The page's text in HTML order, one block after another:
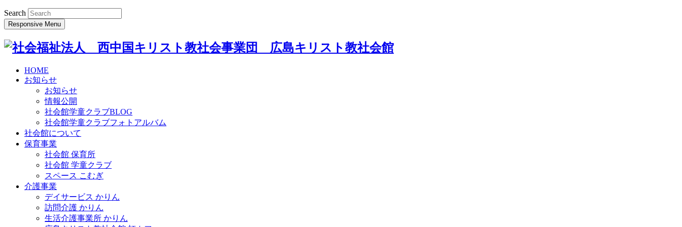
Search
Responsive Menu
HOME
お知らせ
お知らせ
情報公開
社会館学童クラブBLOG
社会館学童クラブフォトアルバム
社会館について
保育事業
社会館 保育所
社会館 学童クラブ
スペース こむぎ
介護事業
デイサービス かりん
訪問介護 かりん
生活介護事業所 かりん